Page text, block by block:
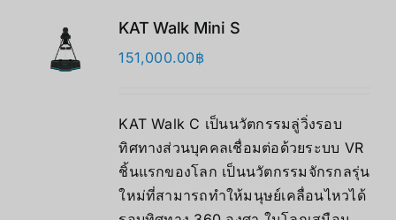
KAT Walk Mini S
151,000.00฿
KAT Walk C เป็นนวัตกรรมลู่วิ่งรอบ
ทิศทางส่วนบุคคลเชื่อมต่อด้วยระบบ VR
ชิ้นแรกของโลก เป็นนวัตกรรมจักรกลรุ่น
ใหม่ที่สามารถทำให้มนุษย์เคลื่อนไหวได้